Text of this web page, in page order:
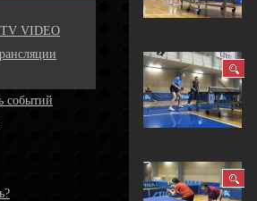
VIDEO
событий